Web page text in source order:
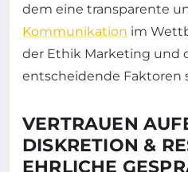
dem eine transparente
Kommunikation im
der Ethik Marketing und
entscheidende Faktoren
VERTRAUEN
DISKRETION &
EHRLICHE